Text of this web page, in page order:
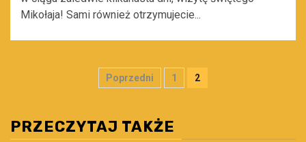
Mikołaja! Sami również otrzymujecie...
Stronicowanie
Poprzedni 1 2
PRZECZYTAJ TAKŻE